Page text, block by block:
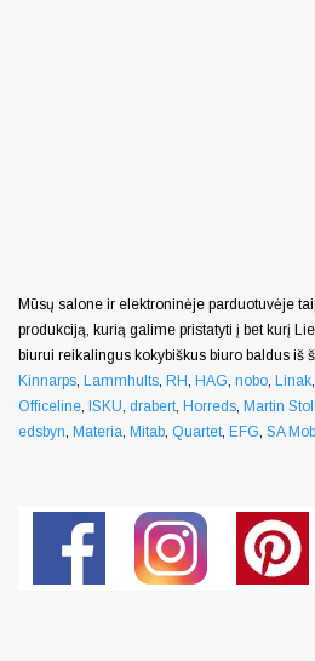
Mūsų salone ir elektroninėje parduotuvėje
produkciją, kurią galime pristatyti į bet kurį
biurui reikalingus kokybiškus biuro baldus iš
Kinnarps, Lammhults, RH, HAG, nobo, Linak,
Officeline, ISKU, drabert, Horreds, Martin Stoll
edsbyn, Materia, Mitab, Quartet, EFG, SA